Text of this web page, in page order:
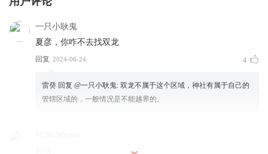
一只小耿鬼
夏彦，你咋不去找双龙
回复 2024-06-24 4
雷癸 回复 @一只小耿鬼: 双龙不属于这个区域，神社有属于自己的
管辖区域的，一般情况是不能越界的。